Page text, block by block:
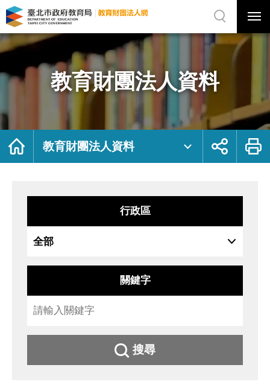
教
育
團
資
料
府
局
法
網
站
選
選
單
關
網
站
尋
教育財團法人資料
首
教育財團法人資料
展
鈕
列
行政區
關鍵字
搜尋